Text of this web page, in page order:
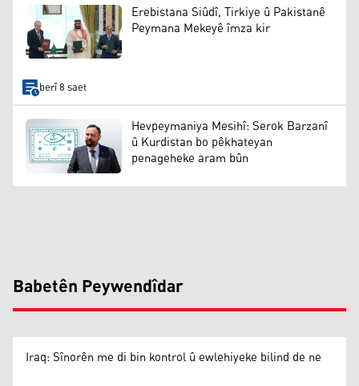
Erebistana Siûdî, Tirkiye û Pakistanê
Peymana Mekeyê îmza kir
berî 8 saet
Hevpeymaniya Mesihî: Serok Barzanî
û Kurdistan bo pêkhateyan
penageheke aram bûn
Babetên Peywendîdar
Iraq: Sînorên me di bin kontrol û ewlehiyeke bilind de ne